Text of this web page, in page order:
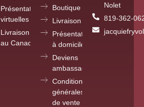
Présentations
virtuelles partout
Livraison
au Canada
Boutique
Livraison
Présentations
à domicile
Deviens
ambassadrice
Conditions
générales
de vente
Nolet
819-362-